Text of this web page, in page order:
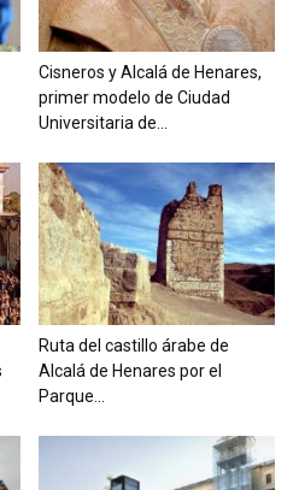
Cisneros y Alcalá de Henares,
primer modelo de Ciudad
Universitaria de...
Ruta del castillo árabe de
Alcalá de Henares por el
Parque...